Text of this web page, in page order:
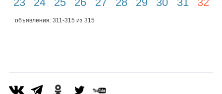
объявления: 311-315 из 315